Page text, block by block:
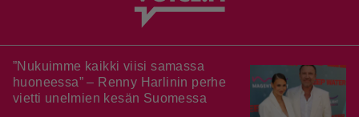
”Nukuimme kaikki viisi samassa
huoneessa” – Renny Harlinin perhe
vietti unelmien kesän Suomessa